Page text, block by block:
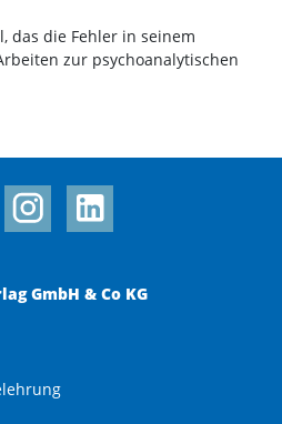
das die Fehler in seinem
zur psychoanalytischen
GmbH & Co KG